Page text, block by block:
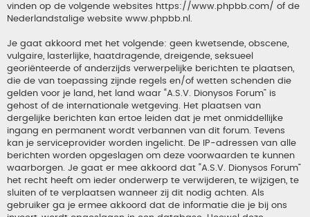
vinden op de volgende websites https://www.phpbb.com/ of de
Nederlandstalige website www.phpbb.nl
Je gaat akkoord met het volgende: geen kwetsende, obscene,
vulgaire, lasterlijke, haatdragende, dreigende, seksueel
georiënteerde of anderzijds verwerpelijke berichten te plaatsen,
die de van toepassing zijnde regels en/of wetten schenden die
gelden voor je land, het land waar “A.S.V. Dionysos Forum” is
gehost of de internationale wetgeving. Het plaatsen van
dergelijke berichten kan ertoe leiden dat je met onmiddellijke
ingang en permanent wordt verbannen van dit forum. Tevens
kan je serviceprovider worden ingelicht. De IP-adressen van alle
berichten worden opgeslagen om deze voorwaarden te kunnen
waarborgen. Je gaat er mee akkoord dat “A.S.V. Dionysos Forum”
het recht heeft om ieder onderwerp te verwijderen, te wijzigen, te
sluiten of te verplaatsen wanneer zij dit nodig achten. Als
gebruiker ga je ermee akkoord dat de informatie die je bij ons